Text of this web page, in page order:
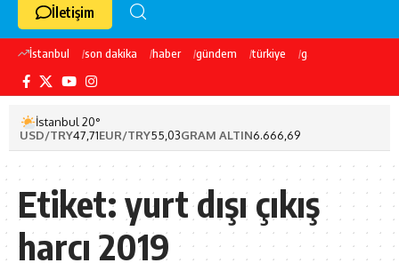
İletişim
İstanbul son dakika haber gündem türkiye galatasaray
İstanbul 20°
USD/TRY47,71EUR/TRY55,03GRAM ALTIN6.666,69
Etiket: yurt dışı çıkış
harcı 2019